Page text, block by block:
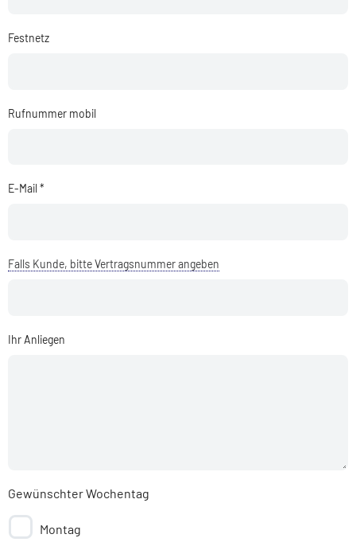
Festnetz
Rufnummer mobil
E-Mail *
Falls Kunde, bitte Vertragsnummer angeben
Ihr Anliegen
Gewünschter Wochentag
Montag